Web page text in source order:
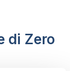
di Zero